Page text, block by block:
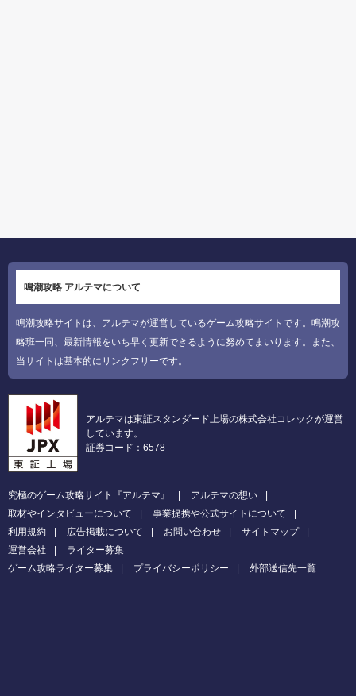
鳴潮攻略 アルテマについて
鳴潮攻略サイトは、アルテマが運営しているゲーム攻略サイトです。鳴潮攻
略班一同、最新情報をいち早く更新できるように努めてまいります。また、
当サイトは基本的にリンクフリーです。
アルテマは東証スタンダード上場の株式会社コレックが運営
しています。
証券コード：6578
究極のゲーム攻略サイト『アルテマ』
アルテマの想い
取材やインタビューについて
事業提携や公式サイトについて
利用規約
広告掲載について お問い合わせ
サイトマップ
運営会社
ライター募集
ゲーム攻略ライター募集
プライバシーポリシー 外部送信先一覧